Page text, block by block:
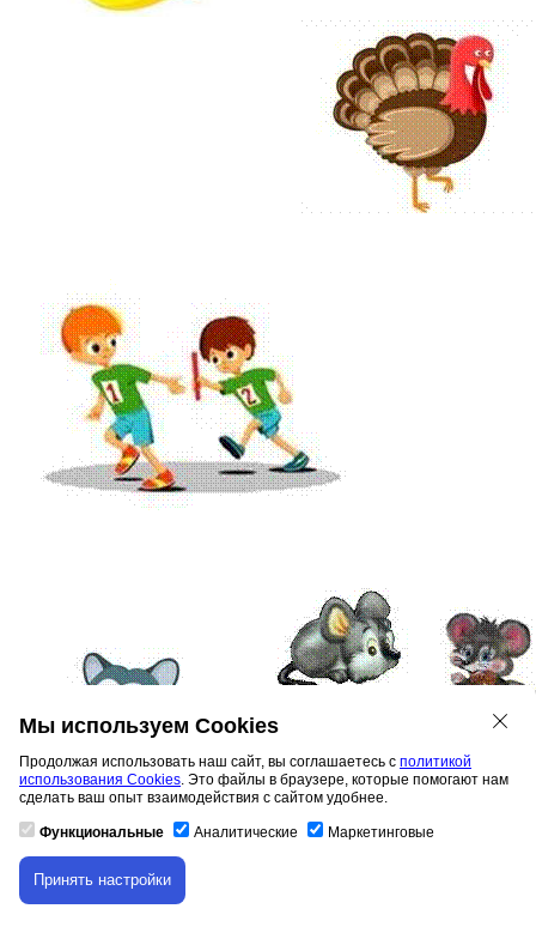
Скачивание материала доступно только для
авторизованных пользователей.
Мы используем Cookies
Продолжая использовать наш сайт, вы соглашаетесь с политикой
использования Cookies. Это файлы в браузере, которые помогают нам
сделать ваш опыт взаимодействия с сайтом удобнее.
Функциональные Аналитические Маркетинговые
Принять настройки